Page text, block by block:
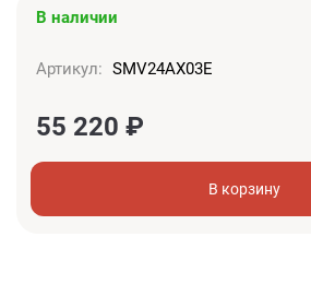
В наличии
Артикул: SMV24AX03E
55 220 ₽
В корзину